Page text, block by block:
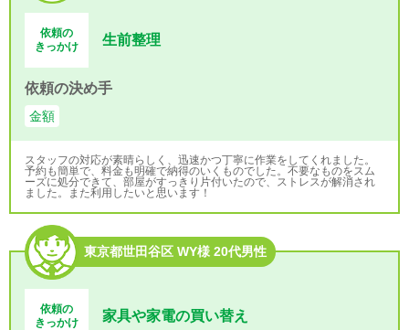
依頼の
きっかけ
生前整理
依頼の決め手
金額
スタッフの対応が素晴らしく、迅速かつ丁寧に作業をしてくれました。
予約も簡単で、料金も明確で納得のいくものでした。不要なものをスム
ーズに処分できて、部屋がすっきり片付いたので、ストレスが解消され
ました。また利用したいと思います！
東京都世田谷区 WY様 20代男性
依頼の
きっかけ
家具や家電の買い替え